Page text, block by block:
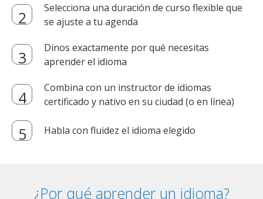
Selecciona una duración de curso flexible que
se ajuste a tu agenda
Dinos exactamente por qué necesitas
aprender el idioma
Combina con un instructor de idiomas
certificado y nativo en su ciudad (o en línea)
Habla con fluidez el idioma elegido
¿Por qué aprender un idioma?